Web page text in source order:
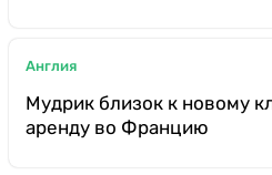
Англия
Мудрик близок к новому
аренду во Францию